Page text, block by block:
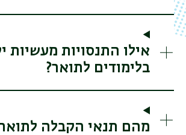
אילו התנסויות מעשיות
בלימודים לתואר?
מהם תנאי הקבלה